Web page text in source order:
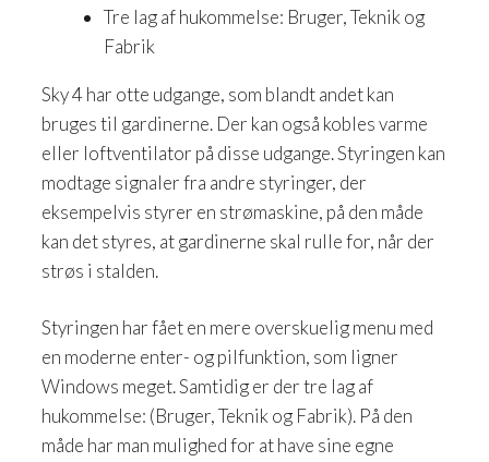
Tre lag af hukommelse: Bruger, Teknik og
Fabrik
Sky 4 har otte udgange, som blandt andet kan
bruges til gardinerne. Der kan også kobles varme
eller loftventilator på disse udgange. Styringen kan
modtage signaler fra andre styringer, der
eksempelvis styrer en strømaskine, på den måde
kan det styres, at gardinerne skal rulle for, når der
strøs i stalden.
​Styringen har fået en mere overskuelig menu med
en moderne enter- og pilfunktion, som ligner
Windows meget. Samtidig er der tre lag af
hukommelse: (Bruger, Teknik og Fabrik). På den
måde har man mulighed for at have sine egne